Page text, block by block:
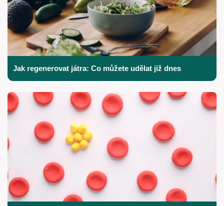
Jak regenerovat játra: Co můžete udělat již dnes